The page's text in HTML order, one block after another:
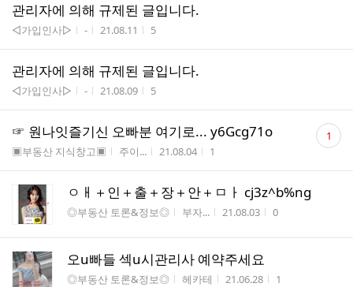
관리자에 의해 규제된 글입니다.
게시판명
◁가입인사▷ 작성자
- 작성시간
21.08.11 조회수
5
관리자에 의해 규제된 글입니다.
게시판명
◁가입인사▷ 작성자
- 작성시간
21.08.09 조회수
5
☞ 원­­나­­잇즐기신 오빠분 여기로... y6Gcg71o
게시판명
▣부동산 지식창고▣ 작성자
주이... 작성시간
21.08.04 조회수
1
댓
글 1
ㅇㅐ＋인＋출＋장＋안＋ㅁㅏ cj3z^b%ng
게시판명
◎부동산 토론&정보◎ 작성자
부자... 작성시간
21.08.03 조회수
0
오u빠들 섹u시관리사 예약주세요
게시판명
◎부동산 토론&정보◎ 작성자
헤카테 작성시간
21.06.28 조회수
1